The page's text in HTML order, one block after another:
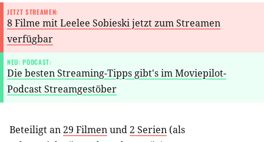
JETZT STREAMEN:
8 Filme mit Leelee Sobieski jetzt zum Streamen
verfügbar
NEU: PODCAST:
Die besten Streaming-Tipps gibt's im Moviepilot-
Podcast Streamgestöber
Beteiligt an29 Filmenund2 Serien (als